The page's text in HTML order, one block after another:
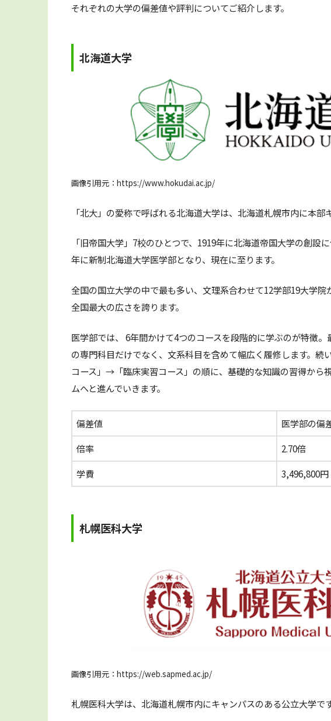
それぞれの大学の偏差値や評判についてご紹介します。
北海道大学
画像引用元：https://www.hokudai.ac.jp/
「北大」の愛称で呼ばれる北海道大学は、北海道札幌市内に本部
「旧帝国大学」7校のひとつで、1919年に北海道帝国大学の創設
年に新制北海道大学医学部となり、現在に至ります。
全国の国立大学の中で最も多い、文理系合わせて12学部19大学
全国最大の広さを誇ります。
医学部では、 6年間かけて4つのコースを段階的に学ぶのが特徴
の専門科目だけでなく、文系科目を含めて幅広く履修します。
コース」→「臨床実習コース」の順に、基礎的な知識の習得から
ムへと進んでいきます。
偏差値
医学部の偏
倍率
2.70倍
学費
3,496,800円
札幌医科大学
画像引用元：https://web.sapmed.ac.jp/
札幌医科大学は、北海道札幌市内にキャンパスのある公立大学です